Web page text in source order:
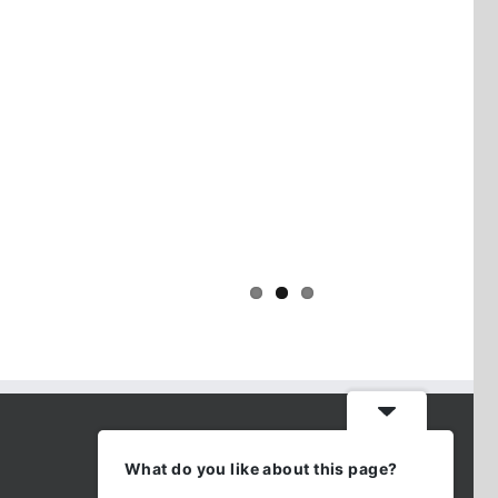
What do you like about this page?